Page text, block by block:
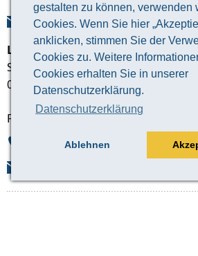
gestalten zu können, verwenden
Cookies. Wenn Sie hier
anklicken, stimmen Sie der
Cookies zu. Weitere
Cookies erhalten Sie in unserer
Datenschutzerklärung.
Datenschutzerklärung
Ablehnen
Mail
Landratsamt Altenburger Land
Schloßstraße 10
04626 Schmölln
Fachdienst Hochbau &
03447 586-941